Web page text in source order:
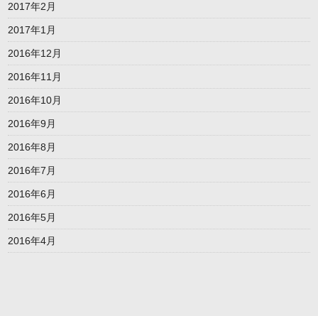
2017年2月
2017年1月
2016年12月
2016年11月
2016年10月
2016年9月
2016年8月
2016年7月
2016年6月
2016年5月
2016年4月